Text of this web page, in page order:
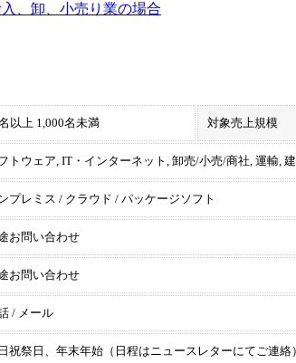
、卸、小売り業の場合
以上 1,000名未満 対象売上規模
トウェア, IT・インターネット, 卸売/小売/商社, 運輸,
プレミス / クラウド / パッケージソフト
お問い合わせ
お問い合わせ
/ メール
祝祭日、年末年始（日程はニュースレターにてご連絡